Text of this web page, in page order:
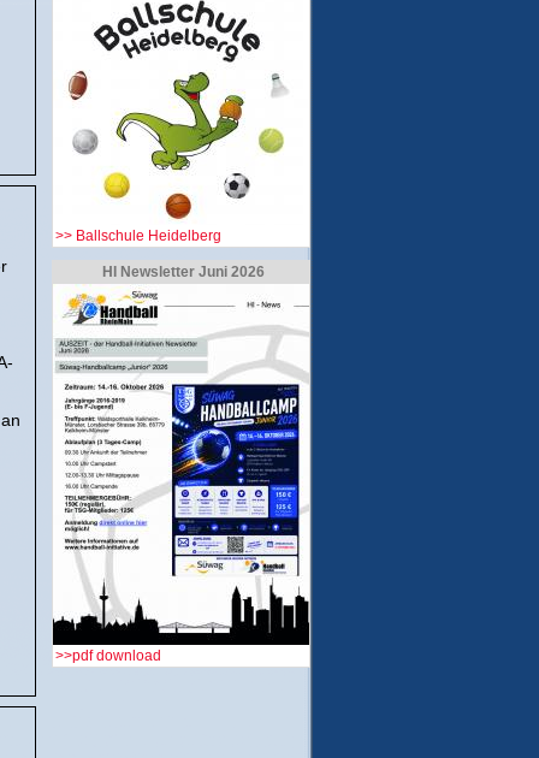
>> Ballschule Heidelberg
HI Newsletter Juni 2026
>>pdf download